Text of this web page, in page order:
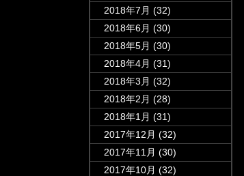
2018年7月 (32)
2018年6月 (30)
2018年5月 (30)
2018年4月 (31)
2018年3月 (32)
2018年2月 (28)
2018年1月 (31)
2017年12月 (32)
2017年11月 (30)
2017年10月 (32)